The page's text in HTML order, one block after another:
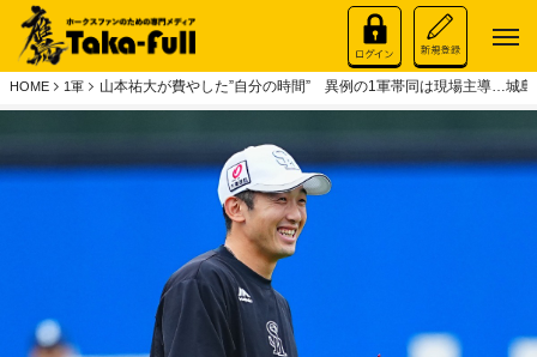
HOME 1軍 山本祐大が費やした”自分の時間” 異例の1軍帯同は現場主導…城